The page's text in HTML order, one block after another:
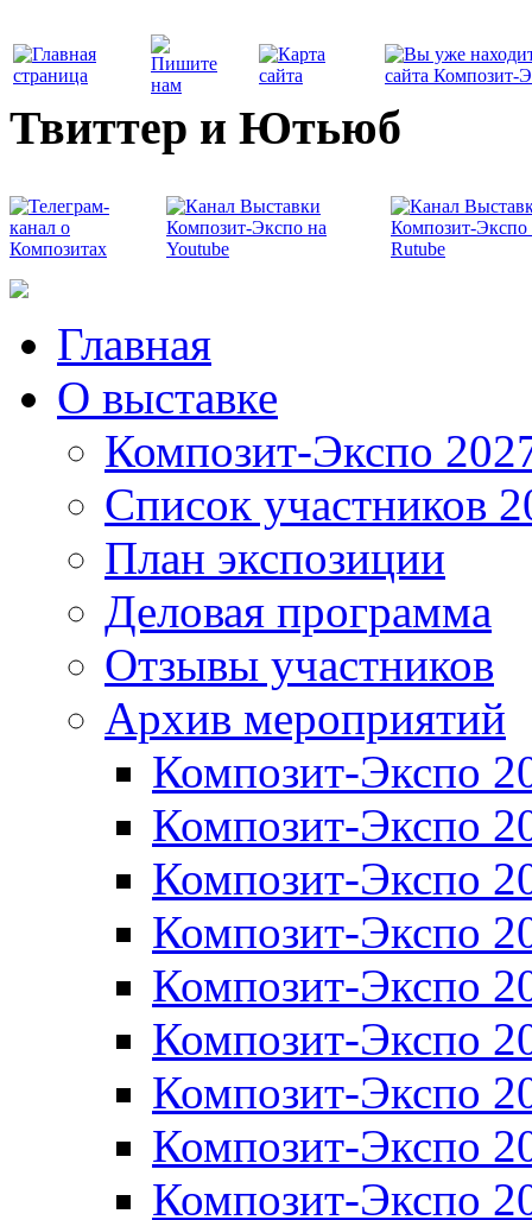
Твиттер и Ютьюб
Главная
О выставке
Композит-Экспо
Список участников
План экспозиции
Деловая программа
Отзывы участников
Архив мероприятий
Композит-Экспо
Композит-Экспо
Композит-Экспо
Композит-Экспо
Композит-Экспо
Композит-Экспо
Композит-Экспо
Композит-Экспо
Композит-Экспо